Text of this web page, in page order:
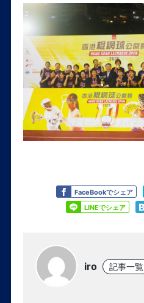
FaceBookでシェア
Like
LINEでシェア
Share
iro 記事一覧